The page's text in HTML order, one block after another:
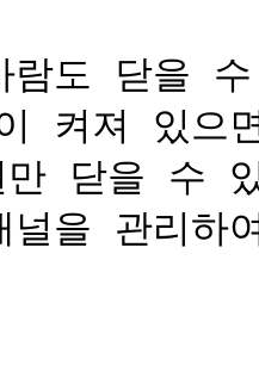
람도 닫을
켜져 있으
만 닫을 수
을 관리하